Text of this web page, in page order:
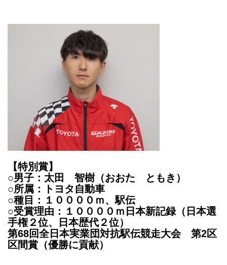
【特別賞】
○男子：太田 智樹（おおた ともき）
○所属：トヨタ自動車
○種目：１００００ｍ、駅伝
○受賞理由：１００００ｍ日本新記録（日本選
手権２位、日本歴代２位）
第68回全日本実業団対抗駅伝競走大会 第2区
区間賞（優勝に貢献）